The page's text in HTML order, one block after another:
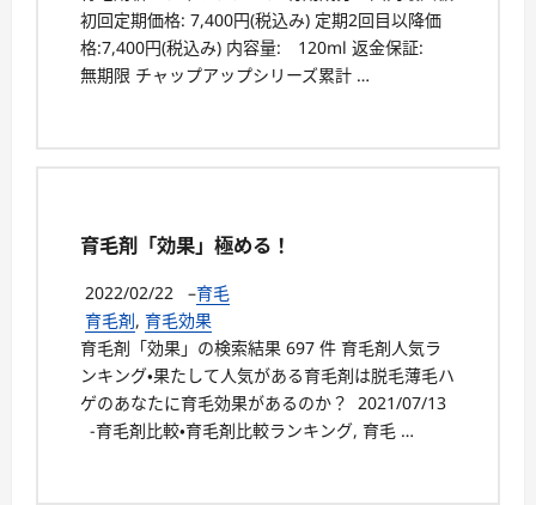
初回定期価格: 7,400円(税込み) 定期2回目以降価
格:7,400円(税込み) 内容量: 120ml 返金保証:
無期限 チャップアップシリーズ累計 …
育毛剤「効果」極める！
2022/02/22 –育毛
育毛剤, 育毛効果
育毛剤「効果」の検索結果 697 件 育毛剤人気ラ
ンキング・果たして人気がある育毛剤は脱毛薄毛ハ
ゲのあなたに育毛効果があるのか？ 2021/07/13
-育毛剤比較・育毛剤比較ランキング, 育毛 …